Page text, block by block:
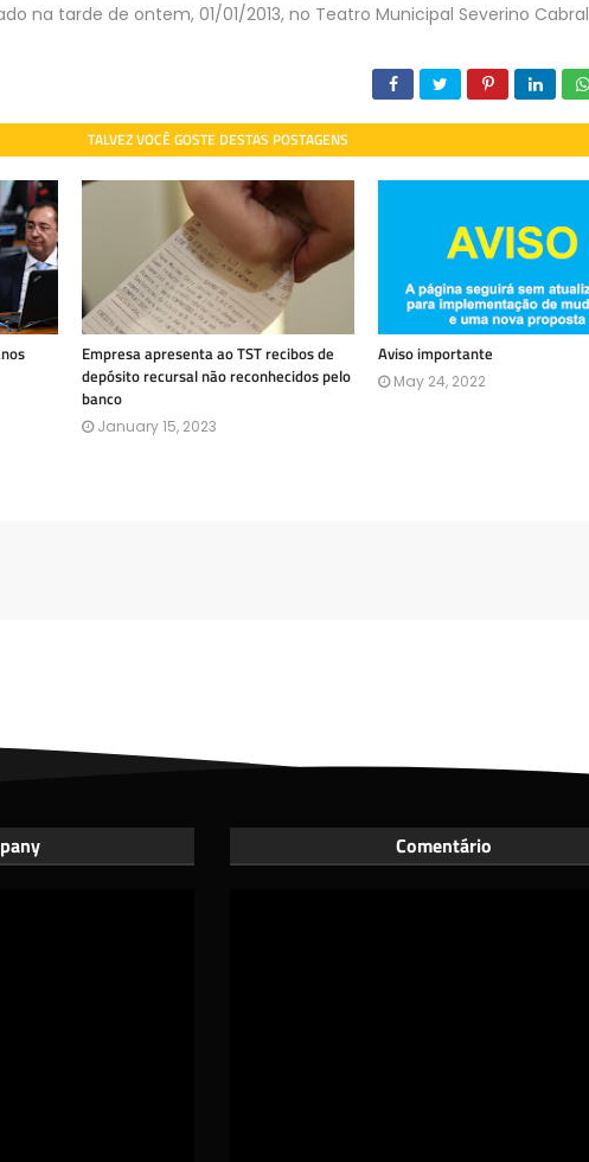
na tarde de ontem, 01/01/2013, no Teatro Municipal Severino Cabral
TALVEZ VOCÊ GOSTE DESTAS POSTAGENS
Empresa apresenta ao TST recibos de
depósito recursal não reconhecidos pelo
banco
January 15, 2023
Aviso importante
May 24, 2022
Comentário